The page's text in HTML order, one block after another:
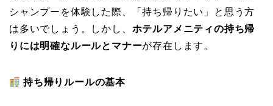
シャンプーを体験した際、「持ち帰りたい」と思う方
は多いでしょう。しかし、 ホテルアメニティの持ち帰
りには明確なルールとマナーが存在します。
持ち帰りルールの基本